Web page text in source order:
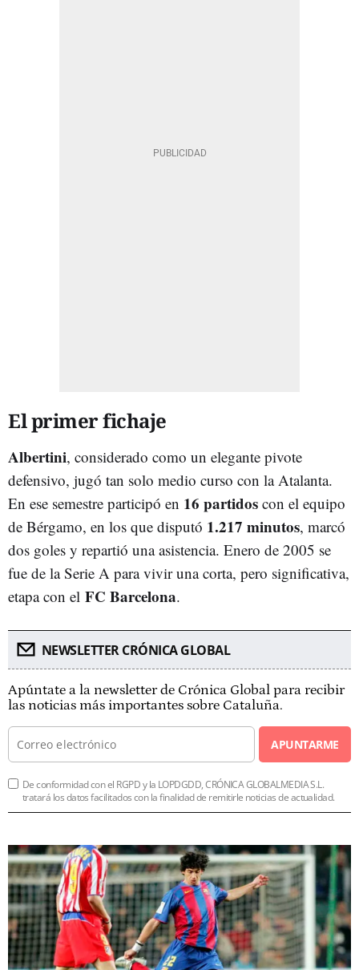
El primer fichaje
Albertini, considerado como un elegante pivote
defensivo, jugó tan solo medio curso con la Atalanta.
En ese semestre participó en 16 partidos con el equipo
de Bérgamo, en los que disputó 1.217 minutos, marcó
dos goles y repartió una asistencia. Enero de 2005 se
fue de la Serie A para vivir una corta, pero significativa,
etapa con el FC Barcelona.
NEWSLETTER CRÓNICA GLOBAL
Apúntate a la newsletter de Crónica Global para recibir
las noticias más importantes sobre Cataluña.
APUNTARME
De conformidad con el RGPD y la LOPDGDD, CRÓNICA GLOBALMEDIA S.L.
tratará los datos facilitados con la finalidad de remitirle noticias de actualidad.